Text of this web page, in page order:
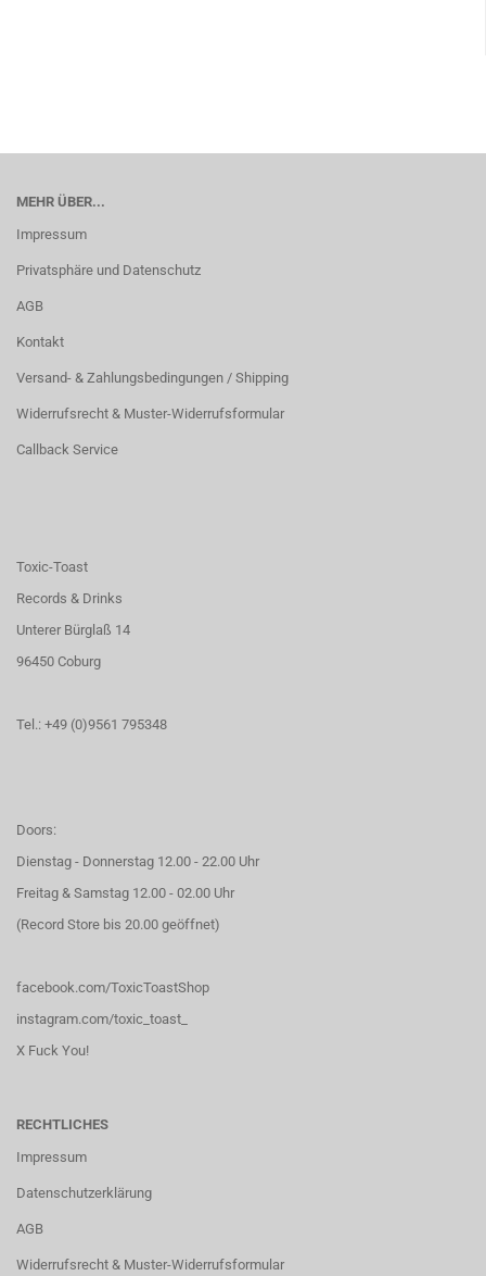
MEHR ÜBER...
Impressum
Privatsphäre und Datenschutz
AGB
Kontakt
Versand- & Zahlungsbedingungen / Shipping
Widerrufsrecht & Muster-Widerrufsformular
Callback Service
Toxic-Toast
Records & Drinks
Unterer Bürglaß 14
96450 Coburg
Tel.: +49 (0)9561 795348
Doors:
Dienstag - Donnerstag 12.00 - 22.00 Uhr
Freitag & Samstag 12.00 - 02.00 Uhr
(Record Store bis 20.00 geöffnet)
facebook.com/ToxicToastShop
instagram.com/toxic_toast_
X Fuck You!
RECHTLICHES
Impressum
Datenschutzerklärung
AGB
Widerrufsrecht & Muster-Widerrufsformular